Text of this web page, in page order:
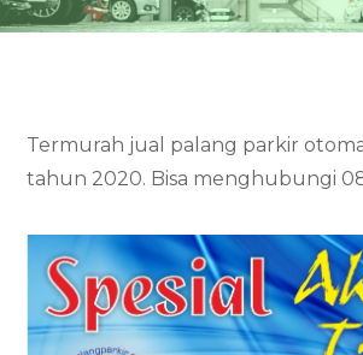
Termurah jual palang parkir
tahun 2020. Bisa menghubungi